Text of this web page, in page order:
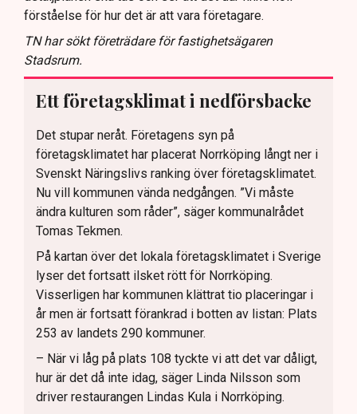
förståelse för hur det är att vara företagare.
TN har sökt företrädare för fastighetsägaren
Stadsrum.
Ett företagsklimat i nedförsbacke
Det stupar neråt. Företagens syn på
företagsklimatet har placerat Norrköping långt ner i
Svenskt Näringslivs ranking över företagsklimatet.
Nu vill kommunen vända nedgången. ”Vi måste
ändra kulturen som råder”, säger kommunalrådet
Tomas Tekmen.
På kartan över det lokala företagsklimatet i Sverige
lyser det fortsatt ilsket rött för Norrköping.
Visserligen har kommunen klättrat tio placeringar i
år men är fortsatt förankrad i botten av listan: Plats
253 av landets 290 kommuner.
– När vi låg på plats 108 tyckte vi att det var dåligt,
hur är det då inte idag, säger Linda Nilsson som
driver restaurangen Lindas Kula i Norrköping.